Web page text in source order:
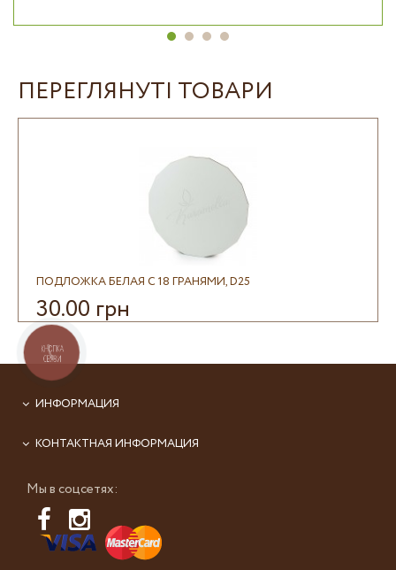
ПЕРЕГЛЯНУТІ ТОВАРИ
ПОДЛОЖКА БЕЛАЯ С 18 ГРАНЯМИ, D25
30.00 грн
ИНФОРМАЦИЯ
Мы в соцсетях:
КОНТАКТНАЯ ИНФОРМАЦИЯ
КНОПКА
СВЯЗИ